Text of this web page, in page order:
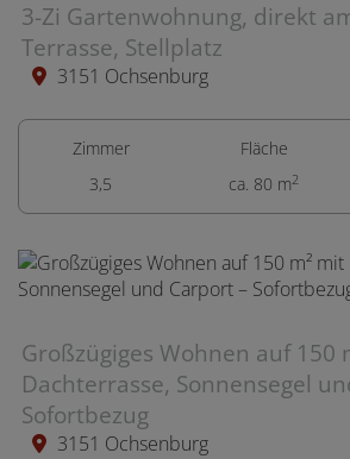
3-Zi Gartenwohnung, direkt
Terrasse, Stellplatz
3151 Ochsenburg
Zimmer
3,5
Fläche
ca. 80 m2
Großzügiges Wohnen auf 150
Dachterrasse, Sonnensegel
Sofortbezug
3151 Ochsenburg